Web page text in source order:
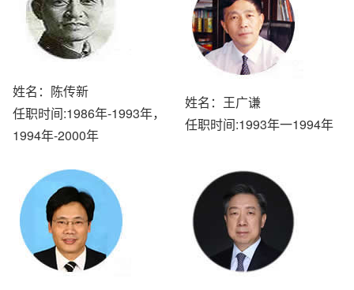
姓名：陈传新
任职时间:1986年-1993年，
1994年-2000年
姓名：王广谦
任职时间:1993年一1994年